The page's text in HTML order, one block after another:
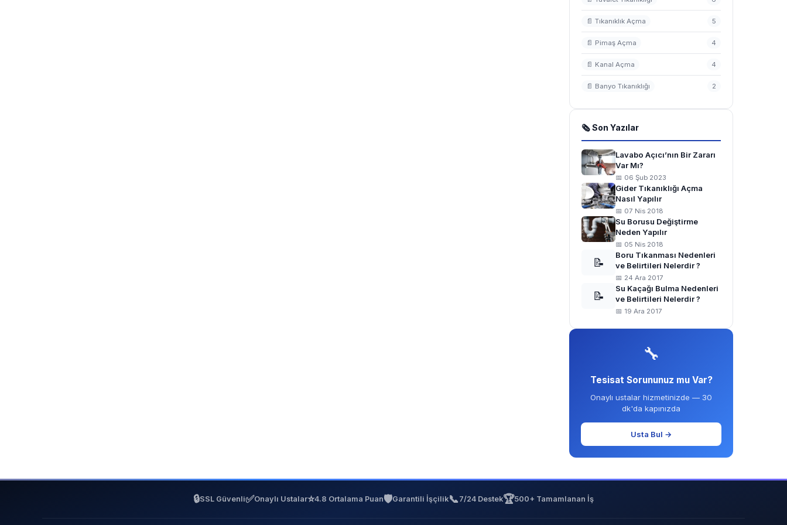
📄 Tıkanıklık Açma 5
📄 Pimaş Açma 4
📄 Kanal Açma 4
📄 Banyo Tıkanıklığı 2
🗞 Son Yazılar
Lavabo Açıcı’nın Bir Zararı
Var Mı?
📅 06 Şub 2023
Gider Tıkanıklığı Açma
Nasıl Yapılır
📅 07 Nis 2018
Su Borusu Değiştirme
Neden Yapılır
📅 05 Nis 2018
📝
Boru Tıkanması Nedenleri
ve Belirtileri Nelerdir ?
📅 24 Ara 2017
📝
Su Kaçağı Bulma Nedenleri
ve Belirtileri Nelerdir ?
📅 19 Ara 2017
🔧
Tesisat Sorununuz mu Var?
Onaylı ustalar hizmetinizde — 30
dk'da kapınızda
Usta Bul →
🔒SSL Güvenli✅Onaylı Ustalar⭐4.8 Ortalama Puan🛡️Garantili İşçilik📞 7/24 Destek🏆500+ Tamamlanan İş